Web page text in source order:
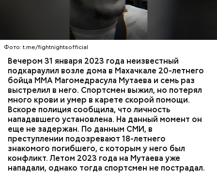
Фото: t.me/fightnightsofficial
Вечером 31 января 2023 года неизвестный
подкараулил возле дома в Махачкале 20-летнего
бойца ММА Магомедрасула Мутаева и семь раз
выстрелил в него. Спортсмен выжил, но потерял
много крови и умер в карете скорой помощи.
Вскоре полиция сообщила, что личность
нападавшего установлена. На данный момент он
еще не задержан. По данным СМИ, в
преступлении подозревают 18-летнего
знакомого погибшего, с которым у него был
конфликт. Летом 2023 года на Мутаева уже
нападали, однако тогда спортсмен не пострадал.
Вечером 31 января Мутаев возвращался домой с
тренировки. Во дворе жилого дома на улице
Гапцахской в Махачкале на бойца напал
неизвестный. Он выскочил из подъезда, выстрелил
Очевидцы трагедии вызвали полицию и скорую
помощь, однако врачи оказались бессильны —
пострадавший умер по пути в больницу.
СПОРТ СЛЕДСТВЕННЫЙ КОМИТЕТ
ММА
РЕСПУБЛИКА ДАГЕСТАН
СМЕРТЬ